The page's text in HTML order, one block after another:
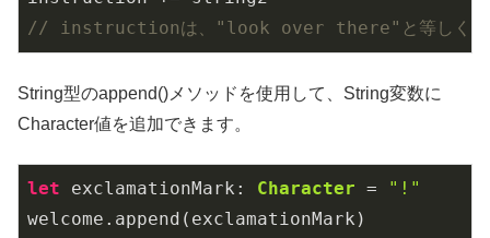
// instructionは、"look over there"と等しくな
String型のappend()メソッドを使用して、String変数に
Character値を追加できます。
let exclamationMark: Character =
"!"